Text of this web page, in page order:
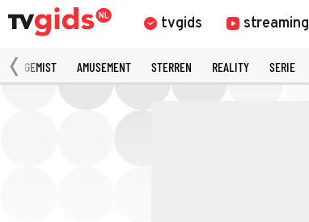
tvgids streaming
GEMIST AMUSEMENT STERREN REALITY SERIE